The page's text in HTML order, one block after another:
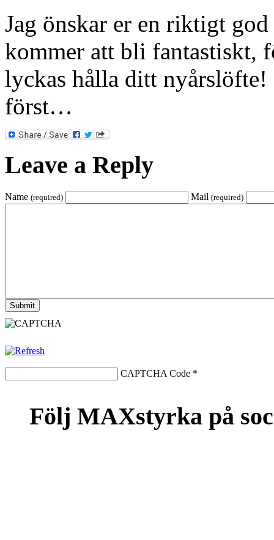
Jag önskar er en riktigt
kommer att bli fantastiskt,
lyckas hålla ditt
först…
Leave a Reply
Name (required) Mail (required)
CAPTCHA Code *
Följ MAXstyrka på